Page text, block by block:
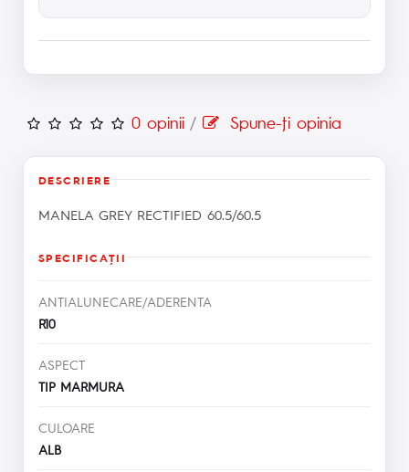
0 opinii / Spune-ţi opinia
DESCRIERE
MANELA GREY RECTIFIED 60.5/60.5
SPECIFICAŢII
ANTIALUNECARE/ADERENTA
R10
ASPECT
TIP MARMURA
CULOARE
ALB